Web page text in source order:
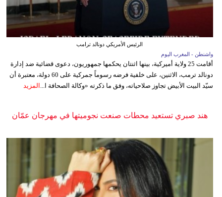
الرئيس الأمريكي دونالد ترامب
واشنطن - المغرب اليوم
أقامت 25 ولاية أميركية، بينها اثنتان يحكمها جمهوريون، دعوى قضائية ضد إدارة
دونالد ترمب، الاثنين، على خلفية فرضه رسوماً جمركية على 60 دولة، معتبرة أن
سيّد البيت الأبيض تجاوز صلاحياته، وفق ما ذكرته «وكالة الصحافة ا... المزيد
هند صبري تستعيد محطات صنعت نجوميتها في مهرجان عمّان